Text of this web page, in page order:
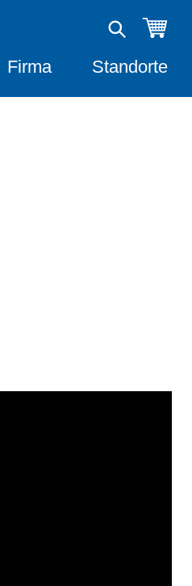
Firma Standorte